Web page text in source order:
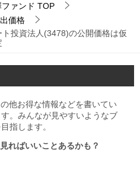
ァンド TOP
価格
ト投資法人(3478)の公開価格は仮
他お得な情報などを書いてい
。みんなが見やすいようなブ
指します。
ればいいことあるかも？